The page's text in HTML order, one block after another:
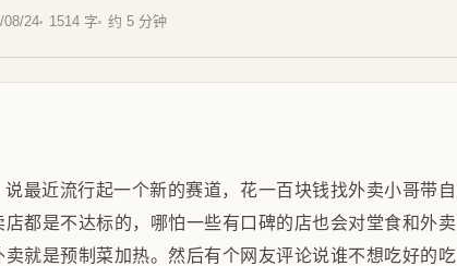
08/24 1514 字 约 5 分钟
最近流行起一个新的赛道，花一百块钱找外卖小哥带自
都是不达标的，哪怕一些有口碑的店也会对堂食和外卖
就是预制菜加热。然后有个网友评论说谁不想吃好的吃